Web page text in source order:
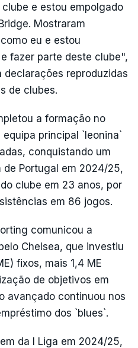
e estou empolgado
Mostraram
eu e estou
fazer parte deste clube",
reproduzidas
de clubes.
a formação no
principal `leonina`
conquistando um
de Portugal em 2024/25,
clube em 23 anos, por
em 86 jogos.
comunicou a
Chelsea, que investiu
fixos, mais 1,4 ME
de objetivos em
avançado continuou nos
dos `blues`.
da I Liga em 2024/25,